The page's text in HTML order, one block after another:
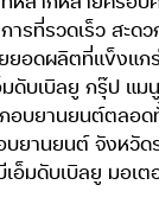
ารที่รวดเร็ว สะ
อดผลิตที่แข็งแก
บเบิลยู กรุ๊ป แม
อบยานยนต์ตลอ
บยานยนต์ จังห
อ็มดับเบิลยู มอเ